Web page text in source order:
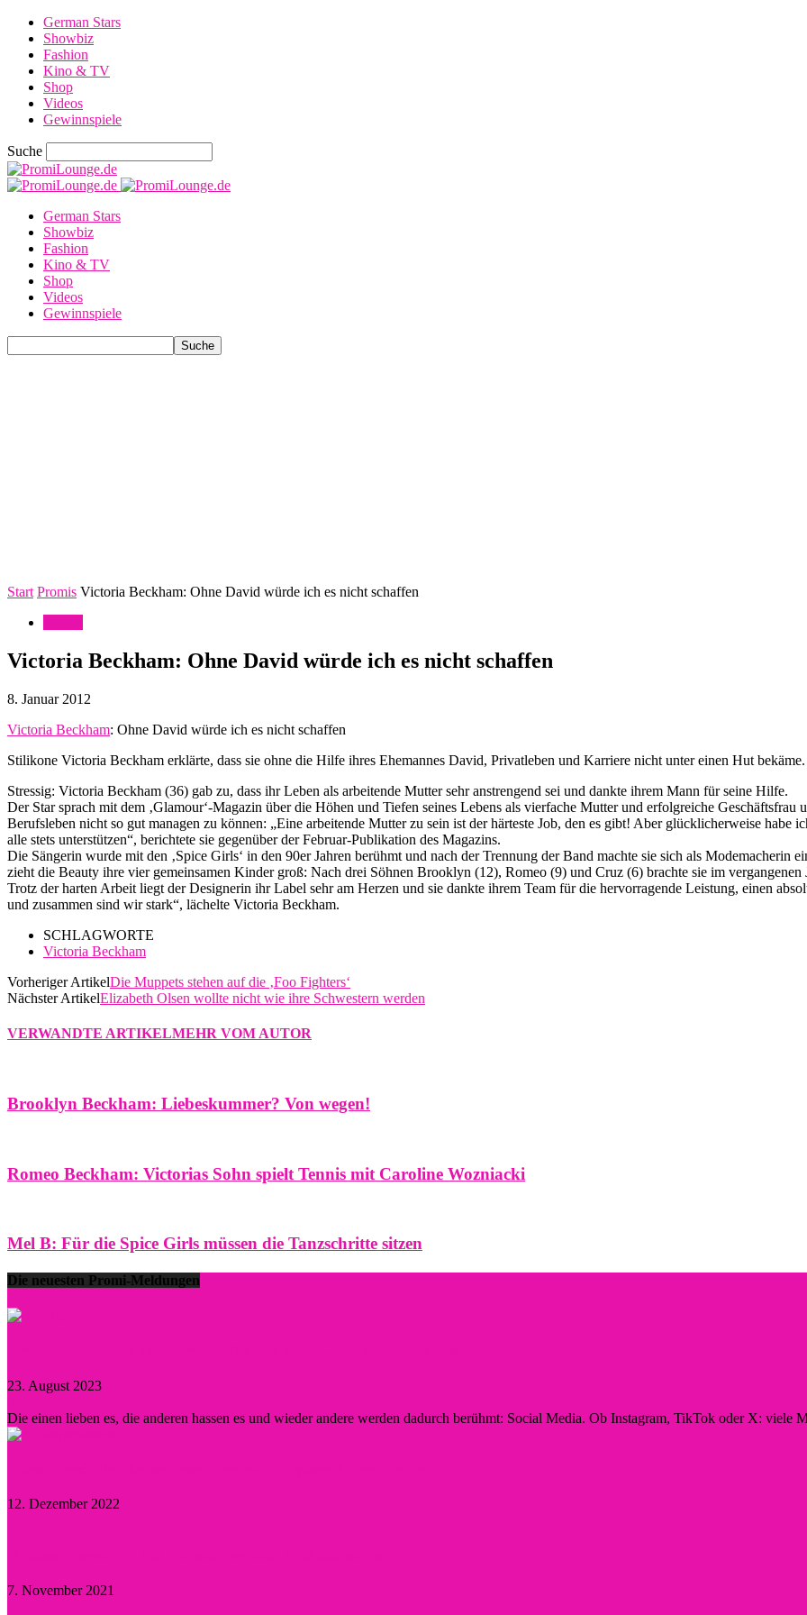
German Stars
Showbiz
Fashion
Kino & TV
Shop
Videos
Gewinnspiele
Suche
German Stars
Showbiz
Fashion
Kino & TV
Shop
Videos
Gewinnspiele
Start Promis Victoria Beckham: Ohne David würde ich es nicht schaffen
Victoria Beckham: Ohne David würde ich es nicht schaffen
8. Januar 2012
Victoria Beckham: Ohne David würde ich es nicht schaffen
Stilikone Victoria Beckham erklärte, dass sie ohne die Hilfe ihres Ehemannes David, Privatleben und Karriere nicht unter einen Hut bekäme.
Stressig: Victoria Beckham (36) gab zu, dass ihr Leben als arbeitende Mutter sehr anstrengend sei und dankte ihrem Mann für seine Hilfe.
Der Star sprach mit dem ‚Glamour‘-Magazin über die Höhen und Tiefen seines Lebens als vierfache Mutter und erfolgreiche
Berufsleben nicht so gut managen zu können: „Eine arbeitende Mutter zu sein ist der härteste Job, den es gibt! Aber glücklicherweise
alle stets unterstützen“, berichtete sie gegenüber der Februar-Publikation des Magazins.
Die Sängerin wurde mit den ‚Spice Girls‘ in den 90er Jahren berühmt und nach der Trennung der Band machte sie sich als Modemacherin
zieht die Beauty ihre vier gemeinsamen Kinder groß: Nach drei Söhnen Brooklyn (12), Romeo (9) und Cruz (6) brachte sie im
Trotz der harten Arbeit liegt der Designerin ihr Label sehr am Herzen und sie dankte ihrem Team für die hervorragende Leistung, einen
und zusammen sind wir stark“, lächelte Victoria Beckham.
SCHLAGWORTE
Victoria Beckham
Vorheriger ArtikelDie Muppets stehen auf die ‚Foo Fighters‘
Nächster ArtikelElizabeth Olsen wollte nicht wie ihre Schwestern werden
VERWANDTE ARTIKELMEHR VOM AUTOR
Brooklyn Beckham: Liebeskummer? Von wegen!
Romeo Beckham: Victorias Sohn spielt Tennis mit Caroline Wozniacki
Mel B: Für die Spice Girls müssen die Tanzschritte sitzen
Die neuesten Promi-Meldungen
23. August 2023
Die einen lieben es, die anderen hassen es und wieder andere werden dadurch berühmt: Social Media. Ob Instagram, TikTok oder X: viele
12. Dezember 2022
7. November 2021